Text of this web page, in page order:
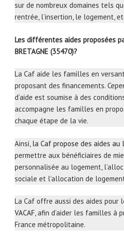
sur de nombreux domaines tels
rentrée, l’insertion, le logement,
Les différentes aides proposées
BRETAGNE (35470)?
La Caf aide les familles en
proposant des financements.
d’aide est soumise à des
accompagne les familles en
chaque étape de la vie.
Ainsi, la Caf propose des aides au
permettre aux bénéficiaires de
personnalisée au logement,
sociale et l’allocation de
La Caf offre aussi des aides pour
VACAF, afin d’aider les familles à
France métropolitaine.